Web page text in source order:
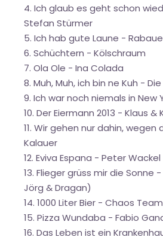
4. Ich glaub es geht schon
Stefan Stürmer
5. Ich hab gute Laune - Rabaue
6. Schüchtern - Kölschraum
7. Ola Ole - Ina Colada
8. Muh, Muh, ich bin ne Kuh -
9. Ich war noch niemals in New
10. Der Eiermann 2013 - Klaus &
11. Wir gehen nur dahin, wegen
Kalauer
12. Eviva Espana - Peter Wackel
13. Flieger grüss mir die Sonne
Jörg & Dragan)
14. 1000 Liter Bier - Chaos Team
15. Pizza Wundaba - Fabio
16. Das Leben ist ein